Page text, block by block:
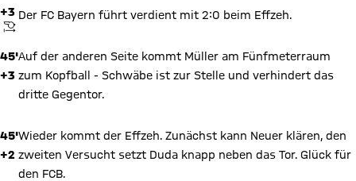
+3
ANPFIFF
Der FC Bayern führt verdient mit 2:0 beim Effzeh.
45'
+3
Auf der anderen Seite kommt Müller am Fünfmeterraum
zum Kopfball - Schwäbe ist zur Stelle und verhindert das
dritte Gegentor.
45'
+2
Wieder kommt der Effzeh. Zunächst kann Neuer klären, den
zweiten Versucht setzt Duda knapp neben das Tor. Glück für
den FCB.